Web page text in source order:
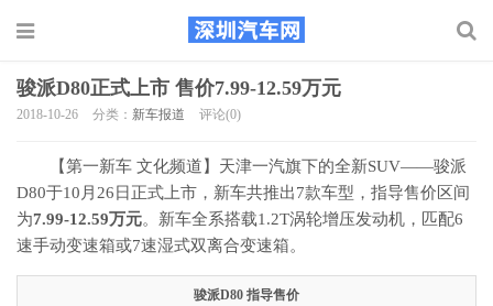
骏派D80正式上市 售价7.99-12.59万元
2018-10-26 分类： 新车报道 评论(0)
【第一新车 文化频道】天津一汽旗下的全新SUV——骏派
D80于10月26日正式上市，新车共推出7款车型，指导售价区间
为7.99-12.59万元。新车全系搭载1.2T涡轮增压发动机，匹配6
速手动变速箱或7速湿式双离合变速箱。
骏派D80 指导售价